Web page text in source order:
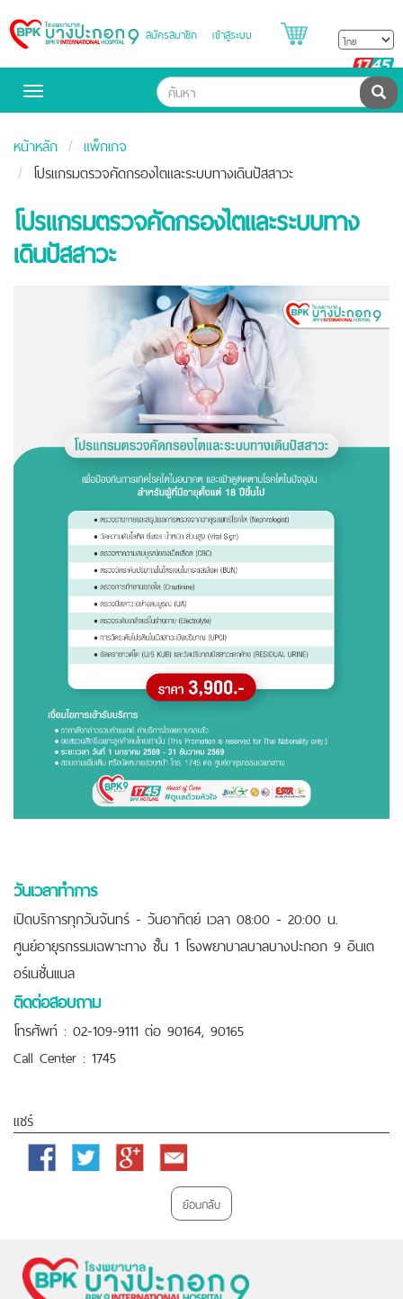
Bangpakok
Hospital
สมัครสมาชิก เข้าสู่ระบบ
Toggle
ค้น
หน้าหลัก
แพ็กเกจ
โปรแกรมตรวจคัดกรองไตและระบบทางเดินปัสสาวะ
โปรแกรมตรวจคัดกรองไตและระบบทาง
เดินปัสสาวะ
วันเวลาทำการ
เปิดบริการทุกวันจันทร์ - วันอาทิตย์ เวลา 08:00 - 20:00 น.
ศูนย์อายุรกรรมเฉพาะทาง ชั้น 1 โรงพยาบาลบาลบางปะกอก 9 อินเต
อร์เนชั่นเเนล
ติดต่อสอบถาม
โทรศัพท์ : 02-109-9111 ต่อ 90164, 90165
Call Center : 1745
แชร์
Facebook Twitter
Google
Email
ย้อนกลับ